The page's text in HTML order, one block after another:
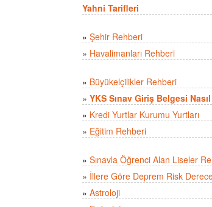
Yahni Tarifleri
» Şehir Rehberi
» Havalimanları Rehberi
» Büyükelçilikler Rehberi
» YKS Sınav Giriş Belgesi Nasıl
» Kredi Yurtlar Kurumu Yurtları
» Eğitim Rehberi
» Sınavla Öğrenci Alan Liseler
» İllere Göre Deprem Risk
» Astroloji